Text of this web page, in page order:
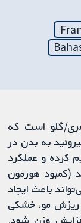
گلو است که
به بدن در
کرده و عملکرد
(کمبود هورمون
باعث ایجاد
مو، خشکی
وزن شود.